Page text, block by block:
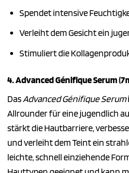
Spendet intensive
Verleiht dem Gesicht ein
Stimuliert die
4. Advanced Génifique Serum
DasAdvanced Génifique Serum
Allrounder für eine jugendlich
stärkt die Hautbarriere,
und verleiht dem Teint ein
leichte, schnell einziehende